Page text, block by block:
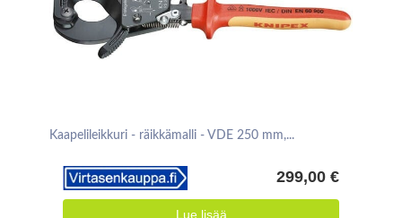
Kaapelileikkuri - räikkämalli - VDE 250 mm,...
299,00 €
Lue lisää